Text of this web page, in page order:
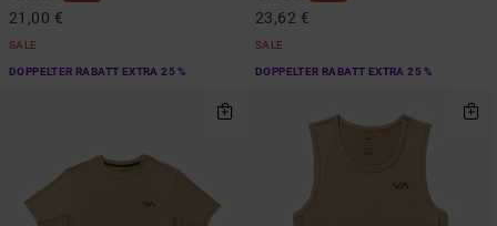
21,00 €
SALE
DOPPELTER RABATT EXTRA 25 %
23,62 €
SALE
DOPPELTER RABATT EXTRA 25 %